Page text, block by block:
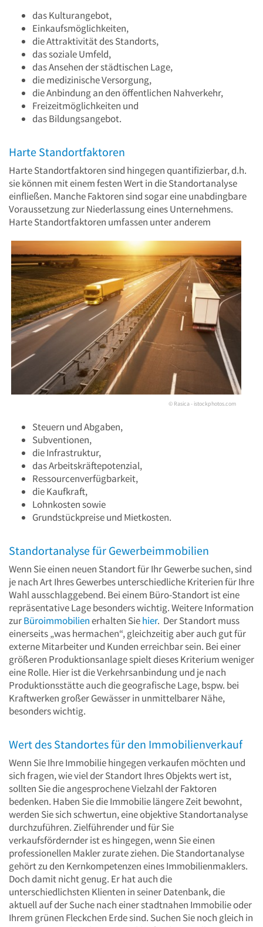
das Kulturangebot,
Einkaufsmöglichkeiten,
die Attraktivität des Standorts,
das soziale Umfeld,
das Ansehen der städtischen Lage,
die medizinische Versorgung,
die Anbindung an den öffentlichen Nahverkehr,
Freizeitmöglichkeiten und
das Bildungsangebot.
Harte Standortfaktoren
Harte Standortfaktoren sind hingegen quantifizierbar, d.h.
sie können mit einem festen Wert in die Standortanalyse
einfließen. Manche Faktoren sind sogar eine unabdingbare
Voraussetzung zur Niederlassung eines Unternehmens.
Harte Standortfaktoren umfassen unter anderem
© Rasica - istockphotos.com
Steuern und Abgaben,
Subventionen,
die Infrastruktur,
das Arbeitskräftepotenzial,
Ressourcenverfügbarkeit,
die Kaufkraft,
Lohnkosten sowie
Grundstückpreise und Mietkosten.
Standortanalyse für Gewerbeimmobilien
Wenn Sie einen neuen Standort für Ihr Gewerbe suchen, sind
je nach Art Ihres Gewerbes unterschiedliche Kriterien für Ihre
Wahl ausschlaggebend. Bei einem Büro-Standort ist eine
repräsentative Lage besonders wichtig. Weitere Information
zurBüroimmobilienerhalten Siehier. Der Standort muss
einerseits „was hermachen“, gleichzeitig aber auch gut für
externe Mitarbeiter und Kunden erreichbar sein. Bei einer
größeren Produktionsanlage spielt dieses Kriterium weniger
eine Rolle. Hier ist die Verkehrsanbindung und je nach
Produktionsstätte auch die geografische Lage, bspw. bei
Kraftwerken großer Gewässer in unmittelbarer Nähe,
besonders wichtig.
Wert des Standortes für den Immobilienverkauf
Wenn Sie Ihre Immobilie hingegen verkaufen möchten und
sich fragen, wie viel der Standort Ihres Objekts wert ist,
sollten Sie die angesprochene Vielzahl der Faktoren
bedenken. Haben Sie die Immobilie längere Zeit bewohnt,
werden Sie sich schwertun, eine objektive Standortanalyse
durchzuführen. Zielführender und für Sie
verkaufsfördernder ist es hingegen, wenn Sie einen
professionellen Makler zurate ziehen. Die Standortanalyse
gehört zu den Kernkompetenzen eines Immobilienmaklers.
Doch damit nicht genug. Er hat auch die
unterschiedlichsten Klienten in seiner Datenbank, die
aktuell auf der Suche nach einer stadtnahen Immobilie oder
Ihrem grünen Fleckchen Erde sind. Suchen Sie noch gleich in